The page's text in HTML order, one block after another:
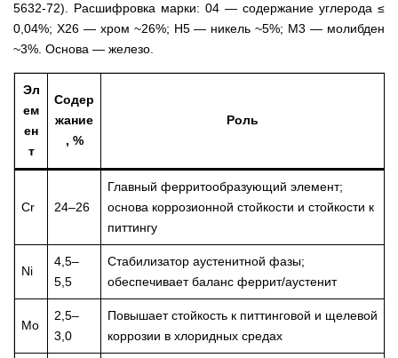
5632-72). Расшифровка марки: 04 — содержание углерода ≤
0,04%; Х26 — хром ~26%; Н5 — никель ~5%; М3 — молибден
~3%. Основа — железо.
Эл
ем
ен
т
Содер
жание
, %
Роль
Cr 24–26
Главный ферритообразующий элемент;
основа коррозионной стойкости и стойкости к
питтингу
Ni
4,5–
5,5
Стабилизатор аустенитной фазы;
обеспечивает баланс феррит/аустенит
Mo
2,5–
3,0
Повышает стойкость к питтинговой и щелевой
коррозии в хлоридных средах